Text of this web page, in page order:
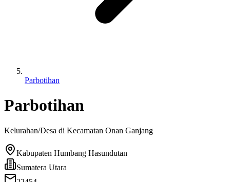
Parbotihan
Parbotihan
Kelurahan/Desa di Kecamatan Onan Ganjang
Kabupaten Humbang Hasundutan
Sumatera Utara